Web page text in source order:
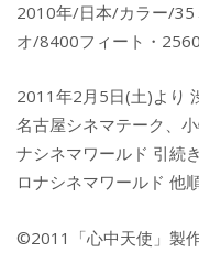
2010年/日本/カラー/35
オ/8400フィート・
2011年2月5日(土)より
名古屋シネマテーク、
ナシネマワールド 引続
ロナシネマワールド 他
©2011「心中天使」製